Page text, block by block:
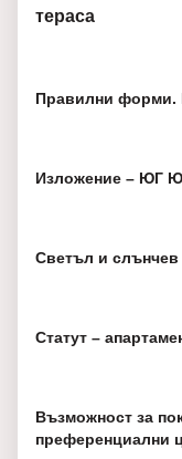
тераса
Правилни форми.
Изложение – ЮГ
Светъл и
Статут –
Възможност за
преференциални